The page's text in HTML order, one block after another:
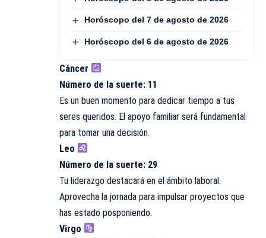
Horóscopo del 7 de agosto de 2026
Horóscopo del 6 de agosto de 2026
Cáncer
Número de la suerte: 11
Es un buen momento para dedicar tiempo a tus
seres queridos. El apoyo familiar será fundamental
para tomar una decisión.
Leo
Número de la suerte: 29
Tu liderazgo destacará en el ámbito laboral.
Aprovecha la jornada para impulsar proyectos que
has estado posponiendo.
Virgo